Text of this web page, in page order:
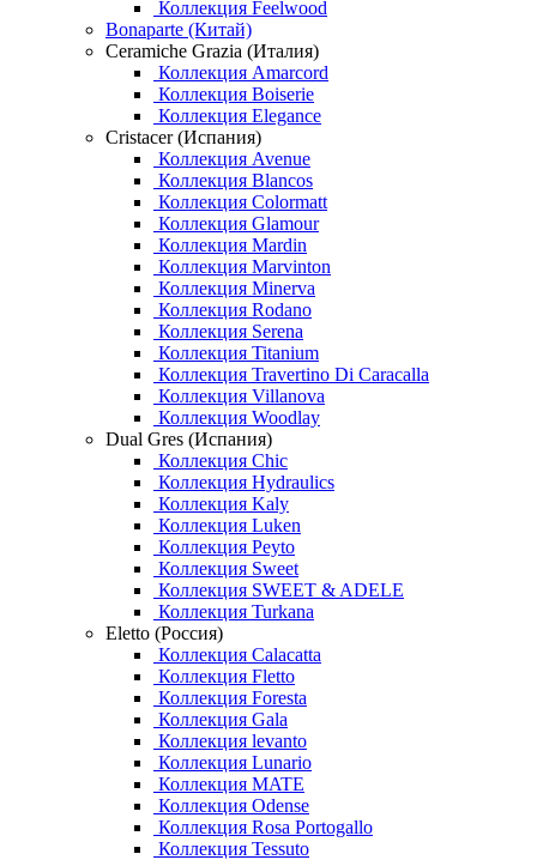
Коллекция Feelwood
Bonaparte (Китай)
Ceramiche Grazia (Италия)
Коллекция Amarcord
Коллекция Boiserie
Коллекция Elegance
Cristacer (Испания)
Коллекция Avenue
Коллекция Blancos
Коллекция Colormatt
Коллекция Glamour
Коллекция Mardin
Коллекция Marvinton
Коллекция Minerva
Коллекция Rodano
Коллекция Serena
Коллекция Titanium
Коллекция Travertino Di Caracalla
Коллекция Villanova
Коллекция Woodlay
Dual Gres (Испания)
Коллекция Chic
Коллекция Hydraulics
Коллекция Kaly
Коллекция Luken
Коллекция Peyto
Коллекция Sweet
Коллекция SWEET & ADELE
Коллекция Turkana
Eletto (Россия)
Коллекция Calacatta
Коллекция Fletto
Коллекция Foresta
Коллекция Gala
Коллекция levanto
Коллекция Lunario
Коллекция MATE
Коллекция Odense
Коллекция Rosa Portogallo
Коллекция Tessuto